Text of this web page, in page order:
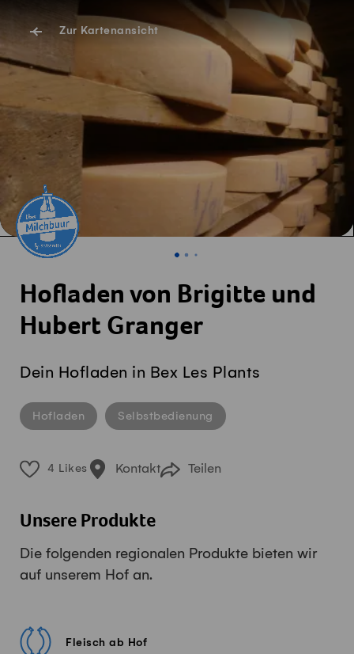
Zur Kartenansicht
Hofladen von Brigitte und
Hubert Granger
Dein Hofladen in Bex Les Plants
Hofladen Selbstbedienung
4 Likes Kontakt Teilen
Unsere Produkte
Die folgenden regionalen Produkte bieten wir
auf unserem Hof an.
Fleisch ab Hof